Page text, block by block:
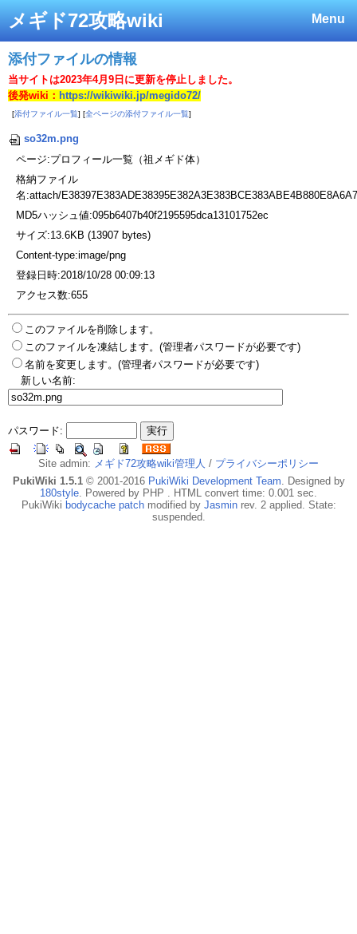
Menu
メギド72攻略wiki
添付ファイルの情報
当サイトは2023年4月9日に更新を停止しました。
後発wiki： https://wikiwiki.jp/megido72/
[添付ファイル一覧] [全ページの添付ファイル一覧]
so32m.png
ページ:プロフィール一覧（祖メギド体）
格納ファイル
名:attach/
MD5ハッシュ値:095b6407b40f2195595dca13101752ec
サイズ:13.6KB (13907 bytes)
Content-type:image/png
登録日時:2018/10/28 00:09:13
アクセス数:655
このファイルを削除します。
このファイルを凍結します。(管理者パスワードが必要です)
名前を変更します。(管理者パスワードが必要です)
新しい名前:
パスワード:
Site admin: メギド72攻略wiki管理人 / プライバシーポリシー
PukiWiki 1.5.1© 2001-2016 PukiWiki Development Team. Designed by
180style. Powered by PHP . HTML convert time: 0.001 sec.
PukiWiki bodycache patchmodified by Jasminrev. 2 applied. State:
suspended.